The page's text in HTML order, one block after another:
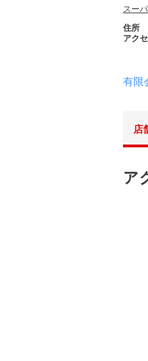
スー
住所
アク
有限
店
ア